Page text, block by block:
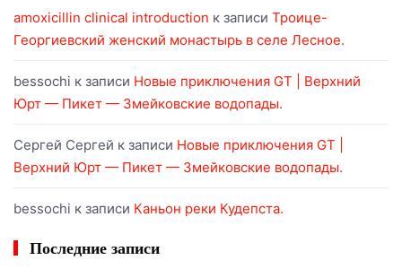
amoxicillin clinical introduction к записи Троице-
Георгиевский женский монастырь в селе Лесное.
bessochi к записи Новые приключения GT | Верхний
Юрт — Пикет — Змейковские водопады.
Сергей Сергей к записи Новые приключения GT |
Верхний Юрт — Пикет — Змейковские водопады.
bessochi к записи Каньон реки Кудепста.
Последние записи